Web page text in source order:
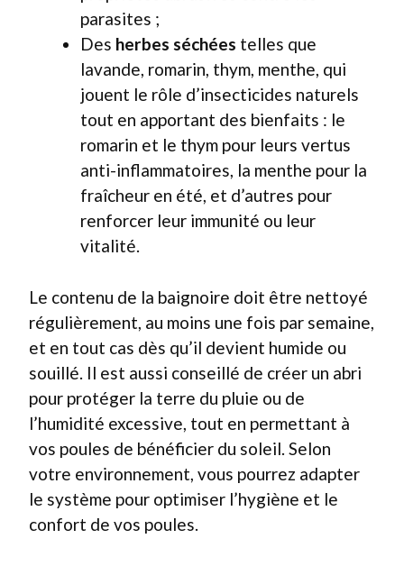
parasites ;
Des herbes séchées telles que
lavande, romarin, thym, menthe, qui
jouent le rôle d’insecticides naturels
tout en apportant des bienfaits : le
romarin et le thym pour leurs vertus
anti-inflammatoires, la menthe pour la
fraîcheur en été, et d’autres pour
renforcer leur immunité ou leur
vitalité.
Le contenu de la baignoire doit être nettoyé
régulièrement, au moins une fois par semaine,
et en tout cas dès qu’il devient humide ou
souillé. Il est aussi conseillé de créer un abri
pour protéger la terre du pluie ou de
l’humidité excessive, tout en permettant à
vos poules de bénéficier du soleil. Selon
votre environnement, vous pourrez adapter
le système pour optimiser l’hygiène et le
confort de vos poules.